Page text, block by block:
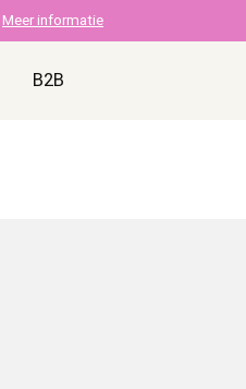
Meer informatie
B2B